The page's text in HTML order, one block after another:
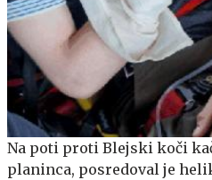
Na poti proti Blejski koči
planinca, posredoval je